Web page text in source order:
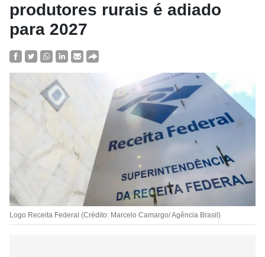
produtores rurais é adiado
para 2027
Logo Receita Federal (Crédito: Marcelo Camargo/ Agência Brasil)